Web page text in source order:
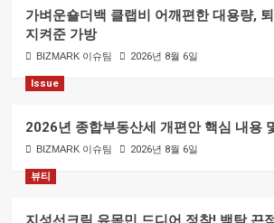
가벼운숄더백 클랩비 어깨편한 대용량,
지켜준 가방
BIZMARK 이슈팀 2026년 8월 6일
Issue
2026년 종합부동산세 개편안 핵심 내용
BIZMARK 이슈팀 2026년 8월 6일
뷰티